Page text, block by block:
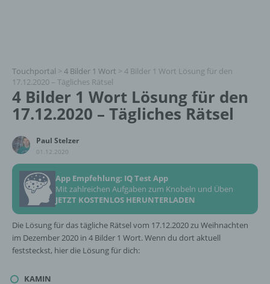
Touchportal > 4 Bilder 1 Wort > 4 Bilder 1 Wort Lösung für den
17.12.2020 – Tägliches Rätsel
4 Bilder 1 Wort Lösung für den
17.12.2020 – Tägliches Rätsel
Paul Stelzer
01.12.2020
App Empfehlung: IQ Test App
Mit zahlreichen Aufgaben zum Knobeln und Üben
JETZT KOSTENLOS HERUNTERLADEN
Die Lösung für das tägliche Rätsel vom 17.12.2020 zu Weihnachten
im Dezember 2020 in 4 Bilder 1 Wort. Wenn du dort aktuell
feststeckst, hier die Lösung für dich:
KAMIN